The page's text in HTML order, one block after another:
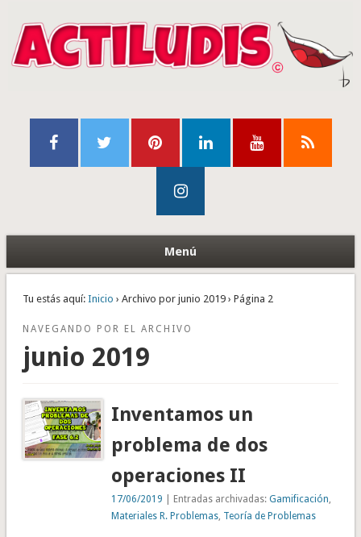
Menú
Tu estás aquí: Inicio › Archivo por junio 2019 › Página 2
NAVEGANDO POR EL ARCHIVO
junio 2019
Inventamos un
problema de dos
operaciones II
17/06/2019 | Entradas archivadas:Gamificación
Materiales R. Problemas Teoría de Problemas